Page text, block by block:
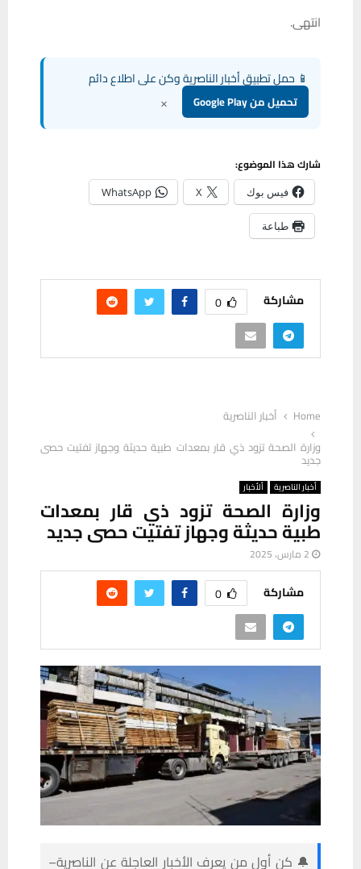
انتهى.
📱 حمل تطبيق أخبار الناصرية وكن على اطلاع دائم
تحميل من Google Play ×
شارك هذا الموضوع:
فيس بوك X
WhatsApp
طباعة
مشاركة 0
Home
أخبار الناصرية
وزارة الصحة تزود ذي قار بمعدات طبية حديثة وجهاز تفتيت حصى
جديد
أخبار الناصرية ألأخبار
وزارة الصحة تزود ذي قار بمعدات
طبية حديثة وجهاز تفتيت حصى جديد
2 مارس، 2025
مشاركة 0
🔔 كن أول من يعرف الأخبار العاجلة عن الناصرية–